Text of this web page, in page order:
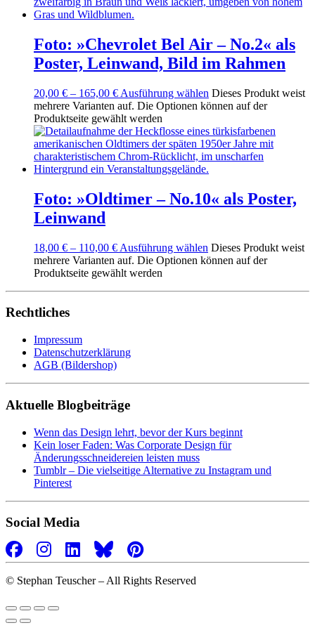
Foto: »Chevrolet Bel Air – No.2« als
Poster, Leinwand, Bild im Rahmen
20,00 € – 165,00 € Ausführung wählen Dieses Produkt weist
mehrere Varianten auf. Die Optionen können auf der
Produktseite gewählt werden
Foto: »Oldtimer – No.10« als Poster,
Leinwand
18,00 € – 110,00 € Ausführung wählen Dieses Produkt weist
mehrere Varianten auf. Die Optionen können auf der
Produktseite gewählt werden
Rechtliches
Impressum
Datenschutzerklärung
AGB (Bildershop)
Aktuelle Blogbeiträge
Wenn das Design lehrt, bevor der Kurs beginnt
Kein loser Faden: Was Corporate Design für
Änderungsschneidereien leisten muss
Tumblr – Die vielseitige Alternative zu Instagram und
Pinterest
Social Media
© Stephan Teuscher – All Rights Reserved